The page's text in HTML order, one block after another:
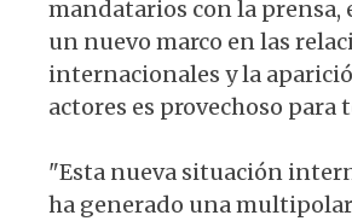
mandatarios con la prensa,
un nuevo marco en las
internacionales y la
actores es provechoso para
"Esta nueva situación
ha generado una